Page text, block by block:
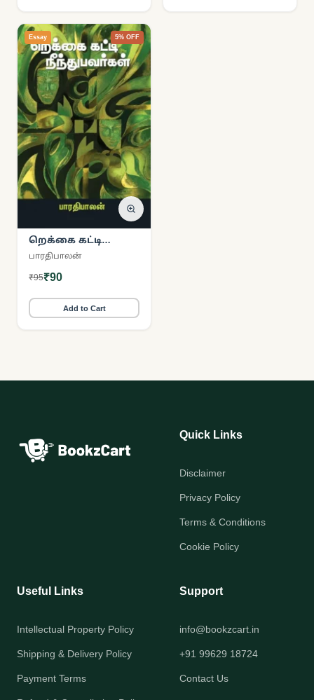
Essay 5% OFF
றெக்கை கட்டி
நீந்துபவர்கள்
பாரதிபாலன்
₹95₹90
Add to Cart
Quick Links
Disclaimer
Privacy Policy
Terms & Conditions
Cookie Policy
Useful Links
Intellectual Property Policy
Shipping & Delivery Policy
Payment Terms
Support
info@bookzcart.in
+91 99629 18724
Contact Us